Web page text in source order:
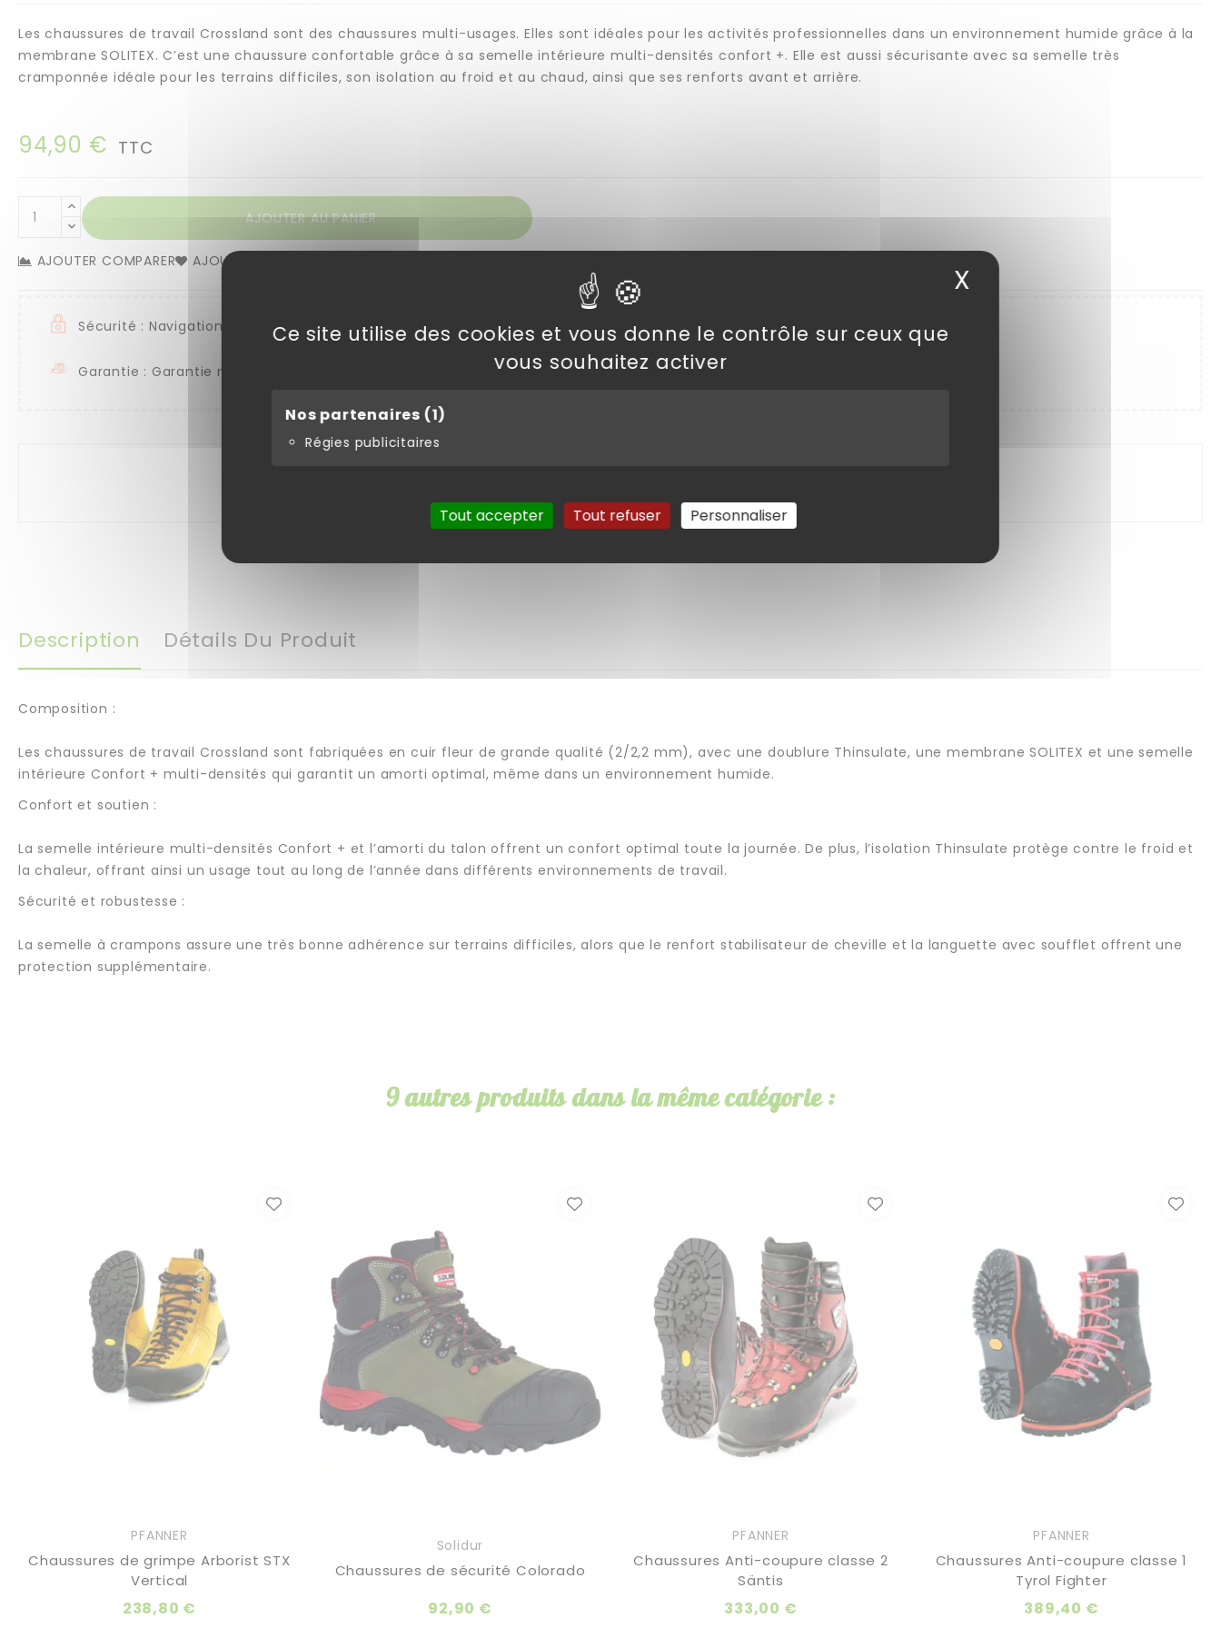
Ce site utilise des cookies et vous donne le contrôle sur ceux que
vous souhaitez activer
Nos partenaires (1)
Régies publicitaires
Tout accepter Tout refuser Personnaliser
X
Les chaussures de travail Crossland sont des chaussures multi-usages. Elles sont idéales pour les activités professionnelles dans un environnement humide grâce à la
membrane SOLITEX. C’est une chaussure confortable grâce à sa semelle intérieure multi-densités confort +. Elle est aussi sécurisante avec sa semelle très
cramponnée idéale pour les terrains difficiles, son isolation au froid et au chaud, ainsi que ses renforts avant et arrière.
94,90 € TTC
AJOUTER AU PANIER
AJOUTER COMPARER AJOUTER SOUHAITS
Sécurité : Navigation et paiement sécurisé par SSL
Garantie : Garantie nationale
Description Détails Du Produit
Composition :
Les chaussures de travail Crossland sont fabriquées en cuir fleur de grande qualité (2/2,2 mm), avec une doublure Thinsulate, une membrane SOLITEX et une semelle
intérieure Confort + multi-densités qui garantit un amorti optimal, même dans un environnement humide.
Confort et soutien :
La semelle intérieure multi-densités Confort + et l’amorti du talon offrent un confort optimal toute la journée. De plus, l’isolation Thinsulate protège contre le froid et
la chaleur, offrant ainsi un usage tout au long de l’année dans différents environnements de travail.
Sécurité et robustesse :
La semelle à crampons assure une très bonne adhérence sur terrains difficiles, alors que le renfort stabilisateur de cheville et la languette avec soufflet offrent une
protection supplémentaire.
9 autres produits dans la même catégorie :
PFANNER
Chaussures de grimpe Arborist STX
Vertical
238,80 €
Solidur
Chaussures de sécurité Colorado
92,90 €
PFANNER
Chaussures Anti-coupure classe 2
Säntis
333,00 €
PFANNER
Chaussures Anti-coupure classe 1
Tyrol Fighter
389,40 €